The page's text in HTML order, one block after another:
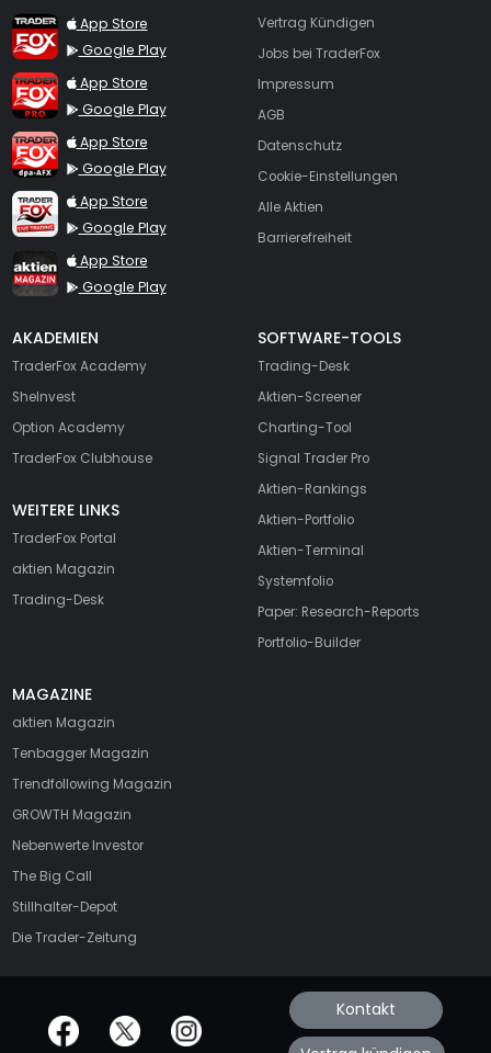
TraderFox App
App Store
Google Play
TraderFox Pro
App Store
Google Play
TraderFox dpa-AFX ProFeed
App Store
Google Play
TraderFox Live Trading
App Store
Google Play
TraderFox aktien Magazin
App Store
Google Play
Vertrag Kündigen
Jobs bei TraderFox
Impressum
AGB
Datenschutz
Cookie-Einstellungen
Alle Aktien
Barrierefreiheit
AKADEMIEN
TraderFox Academy
SheInvest
Option Academy
TraderFox Clubhouse
WEITERE LINKS
TraderFox Portal
aktien Magazin
Trading-Desk
SOFTWARE-TOOLS
Trading-Desk
Aktien-Screener
Charting-Tool
Signal Trader Pro
Aktien-Rankings
Aktien-Portfolio
Aktien-Terminal
Systemfolio
Paper: Research-Reports
Portfolio-Builder
MAGAZINE
aktien Magazin
Tenbagger Magazin
Trendfollowing Magazin
GROWTH Magazin
Nebenwerte Investor
The Big Call
Stillhalter-Depot
Die Trader-Zeitung
offizielle Social Media-Accounts Kontakt